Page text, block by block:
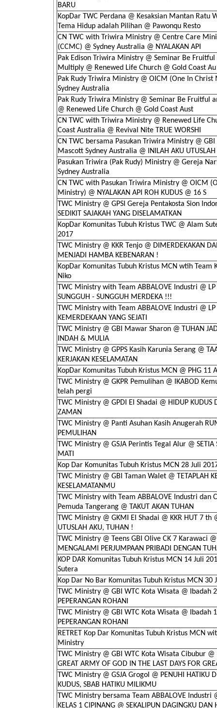
BARU
KopDar TWC Perdana @ Kesaksian Mantan Ratu
Tema Hidup adalah Pilihan @ Pawonqu Resto
CN TWC with Triwira Ministry @ Centre Care
(CCMC) @ Sydney Australia @ NYALAKAN API
Pak Edison Triwira Ministry @ Seminar Be Fruitful
Multiply @ Renewed Life Church @ Gold Coast Au
Pak Rudy Triwira Ministry @ OICM (One In Christ
Sydney Australia
Pak Rudy Triwira Ministry @ Seminar Be Fruitful
@ Renewed Life Church @ Gold Coast Aust
CN TWC with Triwira Ministry @ Renewed Life
Coast Australia @ Revival Nite TRUE WORSHI
CN TWC bersama Pasukan Triwira Ministry @ GBI
Mascott Sydney Australia @ INILAH AKU UTUSLAH
Pasukan Triwira (Pak Rudy) Ministry @ Gereja
Sydney Australia
CN TWC with Pasukan Triwira Ministry @ OICM
Ministry) @ NYALAKAN API ROH KUDUS @ 16 S
TWC Ministry @ GPSI Gereja Pentakosta Sion
SEDIKIT SAJAKAH YANG DISELAMATKAN
KopDar Komunitas Tubuh Kristus TWC @ Alam
2017
TWC Ministry @ KKR Tenjo @ DIMERDEKAKAN
MENJADI HAMBA KEBENARAN !
KopDar Komunitas Tubuh Kristus MCN wtih Team
Niko
TWC Ministry with Team ABBALOVE Industri @
SUNGGUH - SUNGGUH MERDEKA !!!
TWC Ministry with Team ABBALOVE Industri @
KEMERDEKAAN YANG SEJATI
TWC Ministry @ GBI Mawar Sharon @ TUHAN
INDAH & MULIA
TWC Ministry @ GPPS Kasih Karunia Serang @
KERJAKAN KESELAMATAN
KopDar Komunitas Tubuh Kristus MCN @ PHG 11
TWC Ministry @ GKPR Pemulihan @ IKABOD
telah pergi
TWC Ministry @ GPDI El Shadai @ HIDUP KUDUS
ZAMAN
TWC Ministry @ Panti Asuhan Kasih Anugerah
PEMULIHAN
TWC Ministry @ GSJA Perintis Tegal Alur @ SETIA
MATI
Kop Dar Komunitas Tubuh Kristus MCN 28 Juli
TWC Ministry @ GBI Taman Walet @ TETAPLAH
KESELAMATANMU
TWC Ministry with Team ABBALOVE Industri dan
Pemuda Tangerang @ TAKUT AKAN TUHAN
TWC Ministry @ GKMI El Shadai @ KKR HUT 7 th
UTUSLAH AKU, TUHAN !
TWC Ministry @ Teens GBI Olive CK 7 Karawaci @
MENGALAMI PERJUMPAAN PRIBADI DENGAN
KOP DAR Komunitas Tubuh Kristus MCN 14 Juli
Sutera
Kop Dar No Bar Komunitas Tubuh Kristus MCN 30
TWC Ministry @ GBI WTC Kota Wisata @ Ibadah 2
PEPERANGAN ROHANI
TWC Ministry @ GBI WTC Kota Wisata @ Ibadah 1
PEPERANGAN ROHANI
RETRET Kop Dar Komunitas Tubuh Kristus MCN
Ministry
TWC Ministry @ GBI WTC Kota Wisata Cibubur @
GREAT ARMY OF GOD IN THE LAST DAYS FOR
TWC Ministry @ GSJA Grogol @ PENUHI HATIKU
KUDUS, SBAB HATIKU MILIKMU
TWC Ministry bersama Team ABBALOVE Industri
KELAS 1 CIPINANG @ SEKALIPUN DAGINGKU DAN